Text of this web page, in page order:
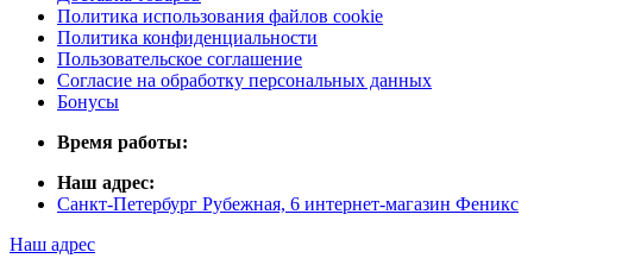
Политика использования файлов cookie
Политика конфиденциальности
Пользовательское соглашение
Согласие на обработку персональных данных
Бонусы
Время работы:
Наш адрес:
Санкт-Петербург Рубежная, 6 интернет-магазин Феникс
Наш адрес